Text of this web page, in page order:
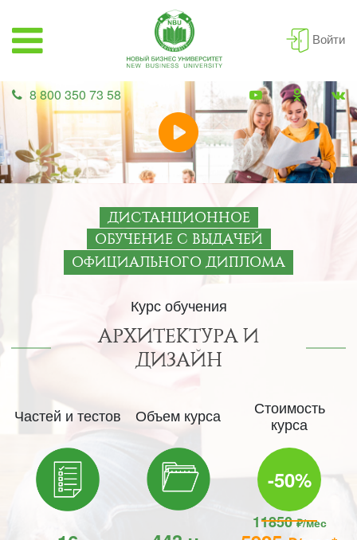
Войти
8 800 350 73 58
ДИСТАНЦИОННОЕ
ОБУЧЕНИЕ С ВЫДАЧЕЙ
ОФИЦИАЛЬНОГО ДИПЛОМА
Курс обучения
АРХИТЕКТУРА И
ДИЗАЙН
Частей и тестов Объем курса
Стоимость
курса
-50%
11850₽/мес